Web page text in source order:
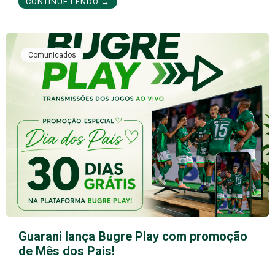
Comunicados
Guarani lança Bugre Play com promoção
de Mês dos Pais!